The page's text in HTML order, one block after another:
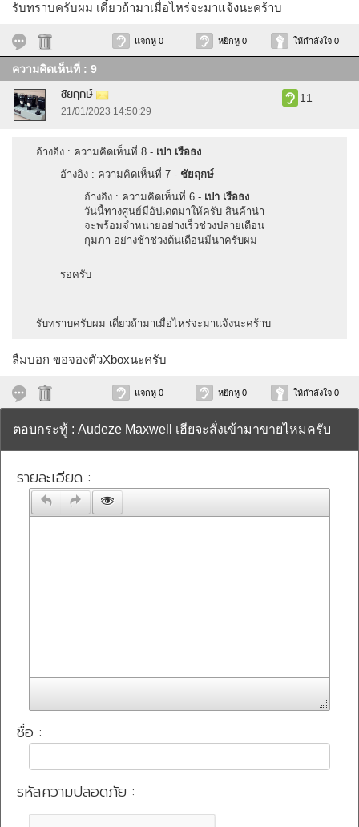
รับทราบครับผม เดี๋ยวถ้ามาเมื่อไหร่จะมาแจ้งนะคร้าบ
แจกหู 0 หยิกหู 0 ให้กำลังใจ 0
ความคิดเห็นที่ : 9
ชัยฤกษ์
21/01/2023 14:50:29
11
อ้างอิง : ความคิดเห็นที่ 8 - เปา เรือธง
อ้างอิง : ความคิดเห็นที่ 7 - ชัยฤกษ์
อ้างอิง : ความคิดเห็นที่ 6 - เปา เรือธง
วันนี้ทางศูนย์มีอัปเดตมาให้ครับ สินค้าน่า
จะพร้อมจำหน่ายอย่างเร็วช่วงปลายเดือน
กุมภา อย่างช้าช่วงต้นเดือนมีนาครับผม
รอครับ
รับทราบครับผม เดี๋ยวถ้ามาเมื่อไหร่จะมาแจ้งนะคร้าบ
ลืมบอก ขอจองตัวXboxนะครับ
แจกหู 0 หยิกหู 0 ให้กำลังใจ 0
ตอบกระทู้ : Audeze Maxwell เฮียจะสั่งเข้ามาขายไหมครับ
รายละเอียด :
ชื่อ :
รหัสความปลอดภัย :